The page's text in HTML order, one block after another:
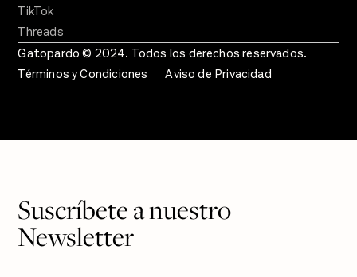
TikTok
Threads
Gatopardo © 2024. Todos los derechos reservados.
Términos y Condiciones
Aviso de Privacidad
Suscríbete a nuestro
Newsletter